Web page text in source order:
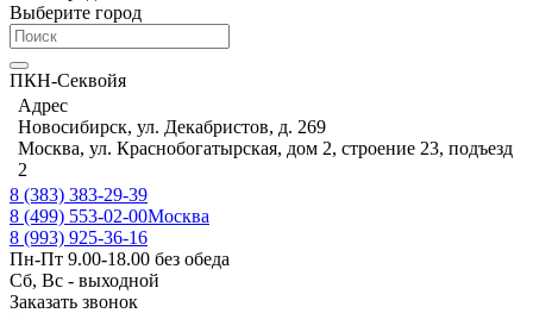
Выберите город
ПКН-Секвойя
Адрес
Новосибирск, ул. Декабристов, д. 269
Москва, ул. Краснобогатырская, дом 2, строение 23, подъезд
2
8 (383) 383-29-39
8 (499) 553-02-00Москва
8 (993) 925-36-16
Пн-Пт 9.00-18.00 без обеда
Сб, Вс - выходной
Заказать звонок